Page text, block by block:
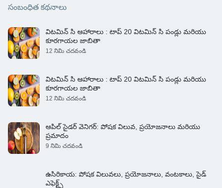
సంబంధిత కథనాలు
విటమిన్ సి ఆహారాలు : టాప్ 20 విటమిన్ సి పండ్లు మరియు
కూరగాయల జాబితా
12 నిమి చదవండి
విటమిన్ సి ఆహారాలు : టాప్ 20 విటమిన్ సి పండ్లు మరియు
కూరగాయల జాబితా
12 నిమి చదవండి
ఆపిల్ సైడర్ వెనిగర్: పోషక విలువ, ప్రయోజనాలు మరియు
ప్రమాదం
9 నిమి చదవండి
ఉసిరికాయ: పోషక విలువలు, ప్రయోజనాలు, వంటకాలు, సైడ్
ఎఫెక్ట్స్